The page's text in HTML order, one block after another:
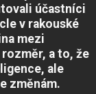
účastníci
v rakouské
mezi
a to, že
ale
změnám.